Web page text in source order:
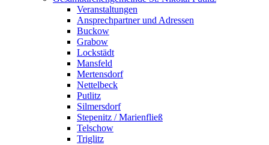
Veranstaltungen
Ansprechpartner und Adressen
Buckow
Grabow
Lockstädt
Mansfeld
Mertensdorf
Nettelbeck
Putlitz
Silmersdorf
Stepenitz / Marienfließ
Telschow
Triglitz